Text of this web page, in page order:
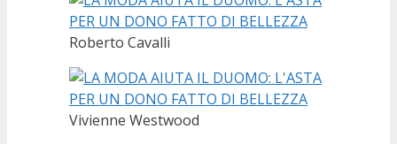
Roberto Cavalli
Vivienne Westwood